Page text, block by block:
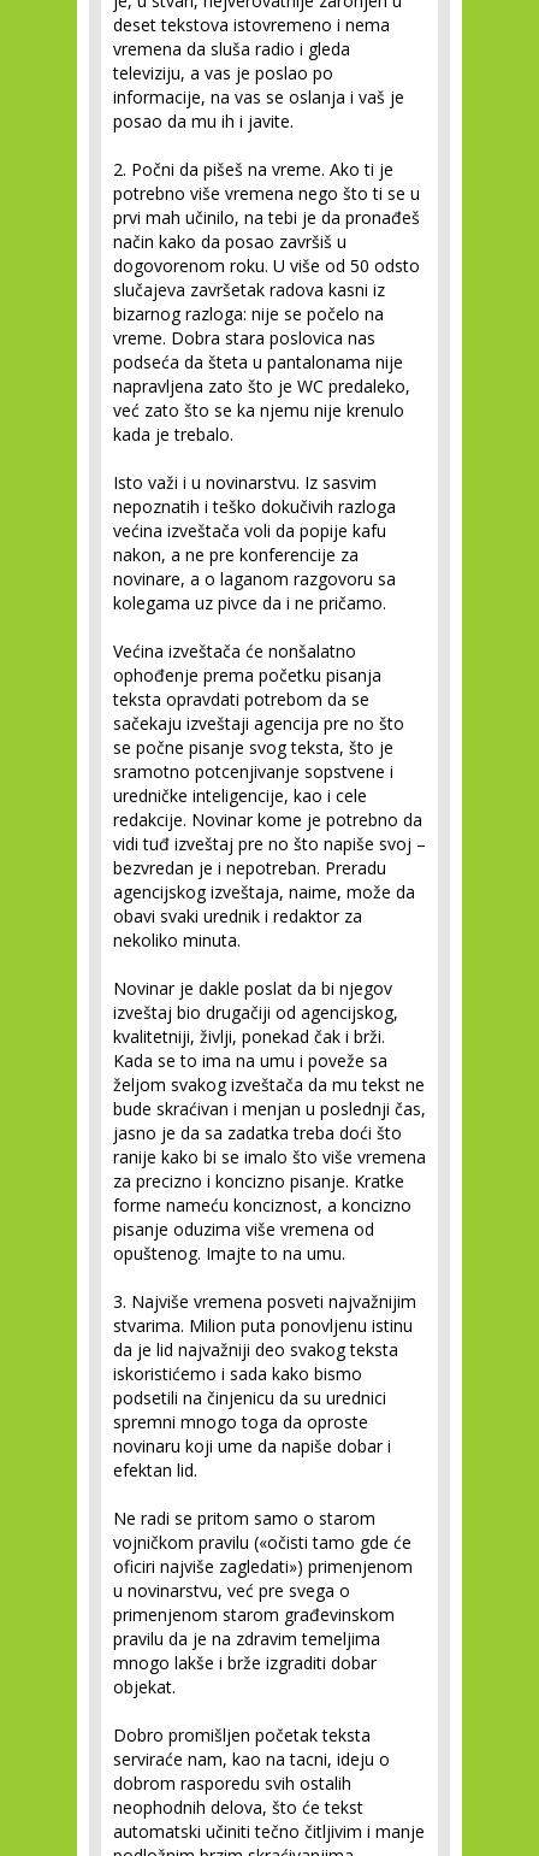
deset tekstova istovremeno i nema
vremena da sluša radio i gleda
televiziju, a vas je poslao po
informacije, na vas se oslanja i vaš je
posao da mu ih i javite.
2. Počni da pišeš na vreme. Ako ti je
potrebno više vremena nego što ti se u
prvi mah učinilo, na tebi je da pronađeš
način kako da posao završiš u
dogovorenom roku. U više od 50 odsto
slučajeva završetak radova kasni iz
bizarnog razloga: nije se počelo na
vreme. Dobra stara poslovica nas
podseća da šteta u pantalonama nije
napravljena zato što je WC predaleko,
već zato što se ka njemu nije krenulo
kada je trebalo.
Isto važi i u novinarstvu. Iz sasvim
nepoznatih i teško dokučivih razloga
većina izveštača voli da popije kafu
nakon, a ne pre konferencije za
novinare, a o laganom razgovoru sa
kolegama uz pivce da i ne pričamo.
Većina izveštača će nonšalatno
ophođenje prema početku pisanja
teksta opravdati potrebom da se
sačekaju izveštaji agencija pre no što
se počne pisanje svog teksta, što je
sramotno potcenjivanje sopstvene i
uredničke inteligencije, kao i cele
redakcije. Novinar kome je potrebno da
vidi tuđ izveštaj pre no što napiše svoj –
bezvredan je i nepotreban. Preradu
agencijskog izveštaja, naime, može da
obavi svaki urednik i redaktor za
nekoliko minuta.
Novinar je dakle poslat da bi njegov
izveštaj bio drugačiji od agencijskog,
kvalitetniji, življi, ponekad čak i brži.
Kada se to ima na umu i poveže sa
željom svakog izveštača da mu tekst ne
bude skraćivan i menjan u poslednji čas,
jasno je da sa zadatka treba doći što
ranije kako bi se imalo što više vremena
za precizno i koncizno pisanje. Kratke
forme nameću konciznost, a koncizno
pisanje oduzima više vremena od
opuštenog. Imajte to na umu.
3. Najviše vremena posveti najvažnijim
stvarima. Milion puta ponovljenu istinu
da je lid najvažniji deo svakog teksta
iskoristićemo i sada kako bismo
podsetili na činjenicu da su urednici
spremni mnogo toga da oproste
novinaru koji ume da napiše dobar i
efektan lid.
Ne radi se pritom samo o starom
vojničkom pravilu («očisti tamo gde će
oficiri najviše zagledati») primenjenom
u novinarstvu, već pre svega o
primenjenom starom građevinskom
pravilu da je na zdravim temeljima
mnogo lakše i brže izgraditi dobar
objekat.
Dobro promišljen početak teksta
serviraće nam, kao na tacni, ideju o
dobrom rasporedu svih ostalih
neophodnih delova, što će tekst
automatski učiniti tečno čitljivim i manje